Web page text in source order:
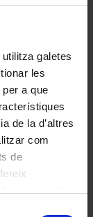
galetes
les
a que
de la d’altres
com
de